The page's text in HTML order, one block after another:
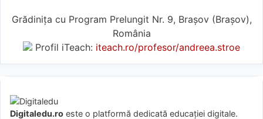
Grădinița cu Program Prelungit Nr. 9, Brașov (Braşov),
România
Profil iTeach: iteach.ro/profesor/andreea.stroe
Digitaledu.ro este o platformă dedicată educației digitale.